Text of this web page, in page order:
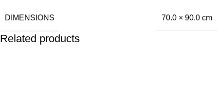
DIMENSIONS 70.0 × 90.0 cm
Related products